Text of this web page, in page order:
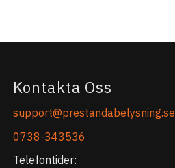
Kontakta Oss
support@prestandabelysning.se
0738-343536
Telefontider: